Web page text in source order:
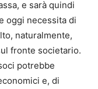
e sarà quindi
oggi necessita di
naturalmente,
fronte societario.
potrebbe
e, di